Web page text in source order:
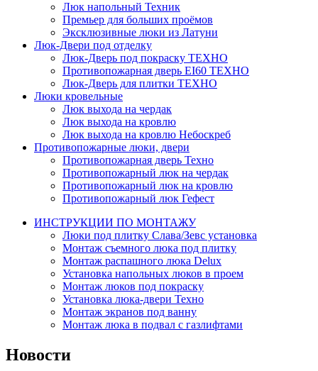
Люк напольный Техник
Премьер для больших проёмов
Эксклюзивные люки из Латуни
Люк-Двери под отделку
Люк-Дверь под покраску ТЕХНО
Противопожарная дверь EI60 ТЕХНО
Люк-Дверь для плитки ТЕХНО
Люки кровельные
Люк выхода на чердак
Люк выхода на кровлю
Люк выхода на кровлю Небоскреб
Противопожарные люки, двери
Противопожарная дверь Техно
Противопожарный люк на чердак
Противопожарный люк на кровлю
Противопожарный люк Гефест
ИНСТРУКЦИИ ПО МОНТАЖУ
Люки под плитку Слава/Зевс установка
Монтаж съемного люка под плитку
Монтаж распашного люка Delux
Установка напольных люков в проем
Монтаж люков под покраску
Установка люка-двери Техно
Монтаж экранов под ванну
Монтаж люка в подвал с газлифтами
Новости